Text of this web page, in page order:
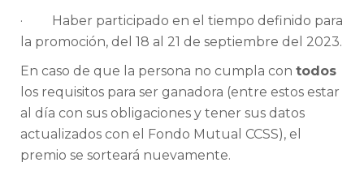
· Haber participado en el tiempo definido para
la promoción, del 18 al 21 de septiembre del 2023.
En caso de que la persona no cumpla con todos
los requisitos para ser ganadora (entre estos estar
al día con sus obligaciones y tener sus datos
actualizados con el Fondo Mutual CCSS), el
premio se sorteará nuevamente.